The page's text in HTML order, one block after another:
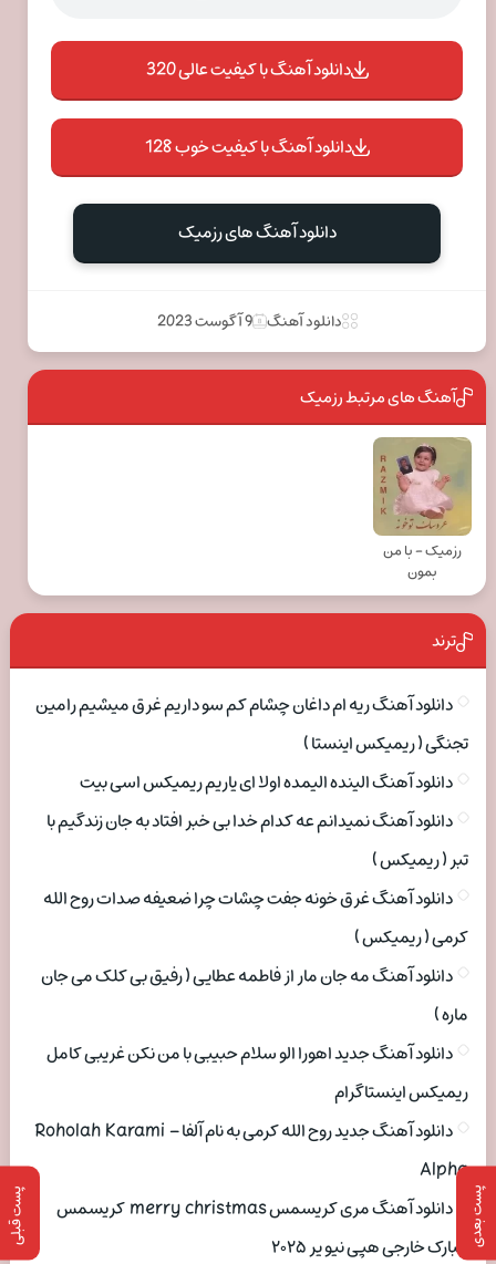
پست بعدی پست قبلی
دانلود آهنگ با کیفیت عالی 320
دانلود آهنگ با کیفیت خوب 128
دانلود آهنگ های رزمیک
دانلود آهنگ 9 آگوست 2023
آهنگ های مرتبط رزمیک
رزمیک - با من
بمون
ترند
دانلود آهنگ ریه ام داغان چشام کم سو داریم غرق میشیم رامین
تجنگی ( ریمیکس اینستا )
دانلود آهنگ الینده الیمده اولا ای یاریم ریمیکس اسی بیت
دانلود آهنگ نمیدانم عه کدام خدا بی خبر افتاد به جان زندگیم با
تبر ( ریمیکس )
دانلود آهنگ غرق خونه جفت چشات چرا ضعیفه صدات روح الله
کرمی ( ریمیکس )
دانلود آهنگ مه جان مار از فاطمه عطایی ( رفیق بی کلک می جان
ماره )
دانلود آهنگ جدید اهورا الو سلام حبیبی با من نکن غریبی کامل
ریمیکس اینستاگرام
دانلود آهنگ جدید روح الله کرمی به نام آلفا Roholah Karami –
Alpha
دانلود آهنگ مری کریسمس merry christmas کریسمس
مبارک خارجی هپی نیو یر ۲۰۲۵